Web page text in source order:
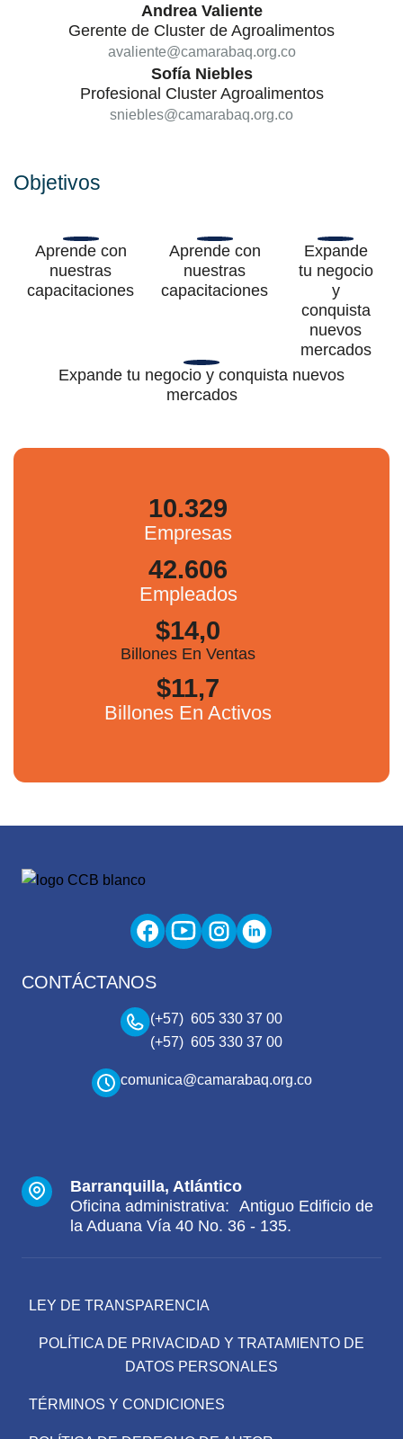
Andrea Valiente
Gerente de Cluster de Agroalimentos
avaliente@camarabaq.org.co
Sofía Niebles
Profesional Cluster Agroalimentos
sniebles@camarabaq.org.co
Objetivos
Aprende con
nuestras
capacitaciones
Aprende con
nuestras
capacitaciones
Expande
tu negocio
y
conquista
nuevos
mercados
Expande tu negocio y conquista nuevos
mercados
10.329
Empresas
42.606
Empleados
$14,0
Billones En Ventas
$11,7
Billones En Activos
CONTÁCTANOS
(+57) 605 330 37 00
(+57) 605 330 37 00
comunica@camarabaq.org.co
Barranquilla, Atlántico
Oficina administrativa: Antiguo Edificio de
la Aduana Vía 40 No. 36 - 135.
LEY DE TRANSPARENCIA
POLÍTICA DE PRIVACIDAD Y TRATAMIENTO DE
DATOS PERSONALES
TÉRMINOS Y CONDICIONES